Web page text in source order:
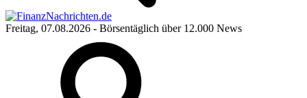
Freitag, 07.08.2026 - Börsentäglich über 12.000 News